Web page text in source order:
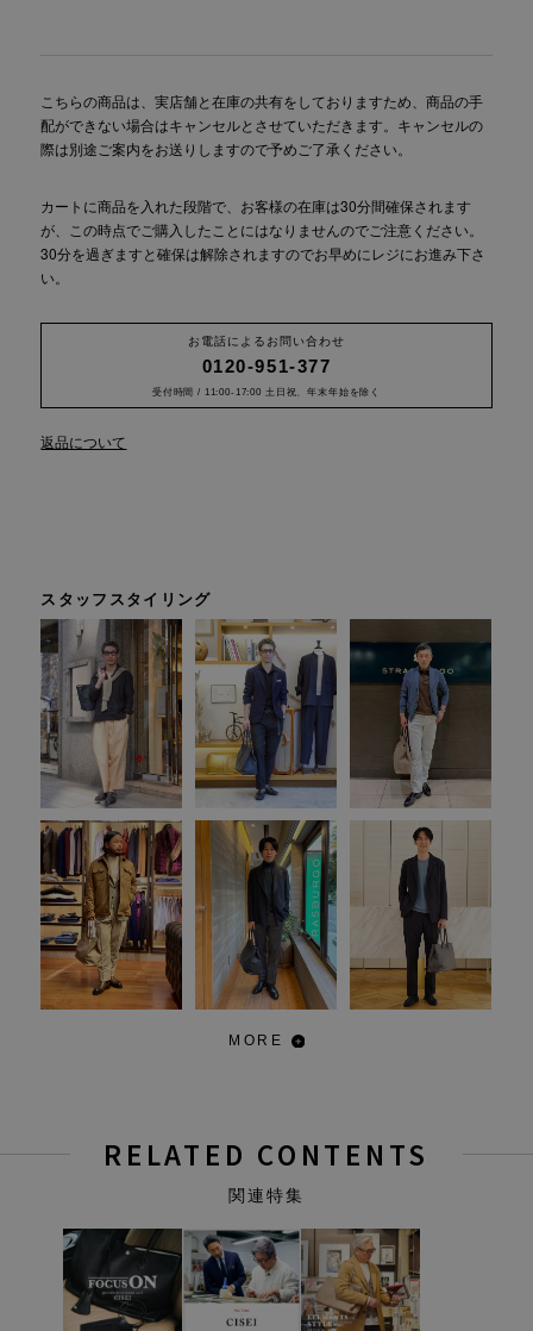
こちらの商品は、実店舗と在庫の共有をしておりますため、商品の手
配ができない場合はキャンセルとさせていただきます。キャンセルの
際は別途ご案内をお送りしますので予めご了承ください。
カートに商品を入れた段階で、お客様の在庫は30分間確保されます
が、この時点でご購入したことにはなりませんのでご注意ください。
30分を過ぎますと確保は解除されますのでお早めにレジにお進み下さ
い。
お電話によるお問い合わせ
0120-951-377
受付時間 / 11:00-17:00 土日祝、年末年始を除く
返品について
スタッフスタイリング
MORE
RELATED CONTENTS
関連特集